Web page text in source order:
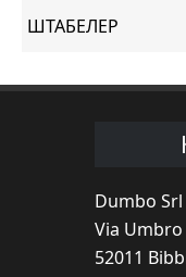
ШТАБЕЛЕР
Dumbo Srl
Via Umbro
52011